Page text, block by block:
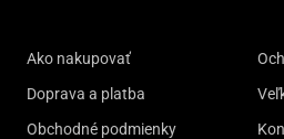
Ako nakupovať
Doprava a platba
Obchodné podmienky